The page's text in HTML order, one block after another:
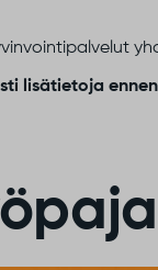
lisätietoja